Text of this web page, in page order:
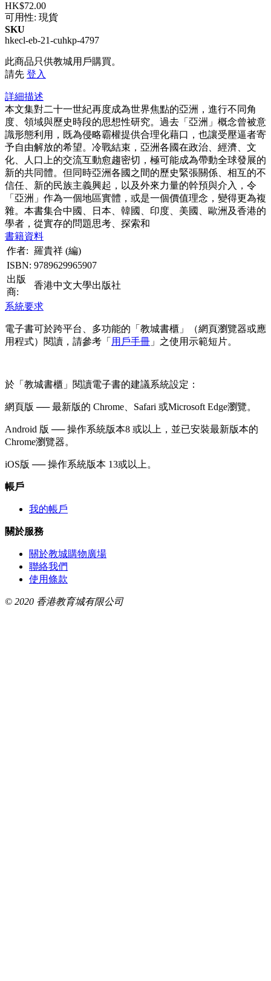
HK$72.00
可用性: 現貨
SKU
hkecl-eb-21-cuhkp-4797
此商品只供教城用戶購買。
請先 登入
詳細描述
本文集對二十一世紀再度成為世界焦點的亞洲，進行不同角
度、領域與歷史時段的思想性研究。過去「亞洲」概念曾被意
識形態利用，既為侵略霸權提供合理化藉口，也讓受壓逼者寄
予自由解放的希望。冷戰結束，亞洲各國在政治、經濟、文
化、人口上的交流互動愈趨密切，極可能成為帶動全球發展的
新的共同體。但同時亞洲各國之間的歷史緊張關係、相互的不
信任、新的民族主義興起，以及外來力量的幹預與介入，令
「亞洲」作為一個地區實體，或是一個價值理念，變得更為複
雜。本書集合中國、日本、韓國、印度、美國、歐洲及香港的
學者，從實存的問題思考、探索和
書籍資料
作者: 羅貴祥 (編)
ISBN: 9789629965907
出版
商:
香港中文大學出版社
系統要求
電子書可於跨平台、多功能的「教城書櫃」（網頁瀏覽器或應
用程式）閱讀，請參考「 用戶手冊 」之使用示範短片。
於「教城書櫃」閱讀電子書的建議系統設定：
網頁版 ── 最新版的 Chrome、Safari 或Microsoft Edge瀏覽。
Android 版 ── 操作系統版本8 或以上，並已安裝最新版本的
Chrome瀏覽器。
iOS版 ── 操作系統版本 13或以上。
帳戶
我的帳戶
關於服務
關於教城購物廣場
聯絡我們
使用條款
© 2020 香港教育城有限公司